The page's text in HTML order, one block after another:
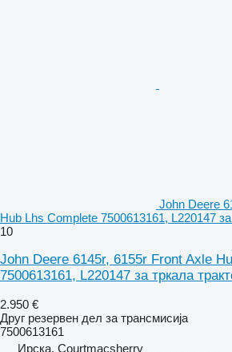
John Deere
Hub Lhs Complete 7500613161, L220147
10
John Deere 6145r, 6155r Front Axle
7500613161, L220147 за тркала
2.950 €
Друг резервен дел за трансмисија
7500613161
Ирска, Courtmacsherry